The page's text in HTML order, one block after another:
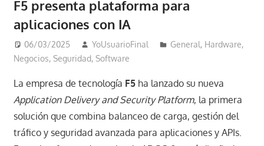
F5 presenta plataforma para
aplicaciones con IA
06/03/2025 YoUsuarioFinal General, Hardware,
Negocios, Seguridad, Software
La empresa de tecnología F5ha lanzado su nueva
Application Delivery and Security Platform, la primera
solución que combina balanceo de carga, gestión del
tráfico y seguridad avanzada para aplicaciones y APIs.